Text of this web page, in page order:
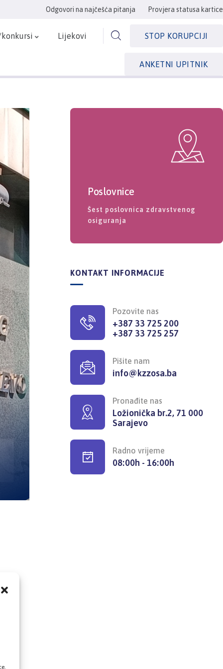
Odgovori na najčešća pitanja Provjera statusa kartice
Lijekovi STOP KORUPCIJI
ANKETNI UPITNIK
Poslovnice
Šest poslovnica zdravstvenog
osiguranja
KONTAKT INFORMACIJE
Pozovite nas
+387 33 725 200
+387 33 725 257
Pišite nam
info@kzzosa.ba
Pronađite nas
Ložionička br.2, 71 000
Sarajevo
Radno vrijeme
08:00h - 16:00h